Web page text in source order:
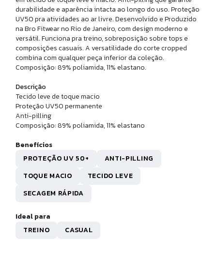
M
CORTA VENTO WIND
R$ 459,90
R$ 45,99sem juros
BERMUDA FITNESS MONTANA
R$ 219,90
10x deR$ 21,99sem juros
durabilidade e aparência intacta ao longo do uso. Proteção
UV50 pra atividades ao ar livre. Desenvolvido e Produzido
na Bro Fitwear no Rio de Janeiro, com design moderno e
versátil. Funciona pra treino, sobreposição sobre tops e
composições casuais. A versatilidade do corte cropped
combina com qualquer peça inferior da coleção.
Composição: 89% poliamida, 11% elastano.
Descrição
Tecido leve de toque macio
Proteção UV50 permanente
Anti-pilling
Composição: 89% poliamida, 11% elastano
Benefícios
PROTEÇÃO UV 50+
ANTI-PILLING
TOQUE MACIO
TECIDO LEVE
SECAGEM RÁPIDA
Ideal para
TREINO
CASUAL